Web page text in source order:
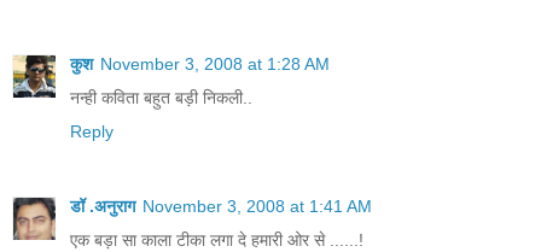
कुश November 3, 2008 at 1:28 AM
नन्ही कविता बहुत बड़ी निकली..
Reply
डॉ .अनुराग November 3, 2008 at 1:41 AM
एक बड़ा सा काला टीका लगा दे हमारी ओर से ......!